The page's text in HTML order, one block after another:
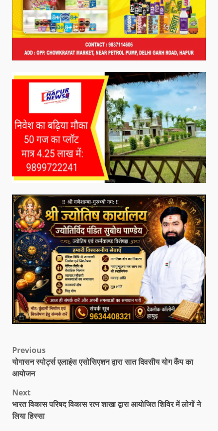
Previous
योगासन स्पोर्ट्स एलाइंस एसोसिएशन द्वारा सात दिवसीय योग कैंप का
आयोजन
Next
भारत विकास परिषद विकास रत्न शाखा द्वारा आयोजित शिविर में लोगों ने
लिया हिस्सा